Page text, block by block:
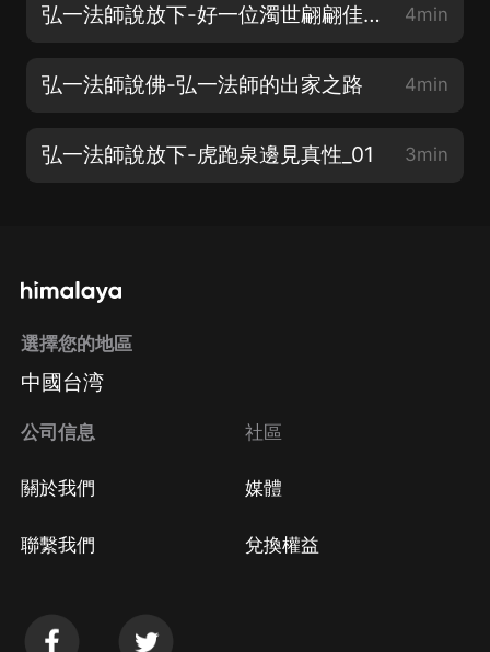
弘一法師說放下-好一位濁世翩翩佳公子_02（歡迎訂閱） 4min
弘一法師說佛-弘一法師的出家之路 4min
弘一法師說放下-虎跑泉邊見真性_01 3min
選擇您的地區
中國台湾
公司信息
關於我們
聯繫我們
社區
媒體
兌換權益